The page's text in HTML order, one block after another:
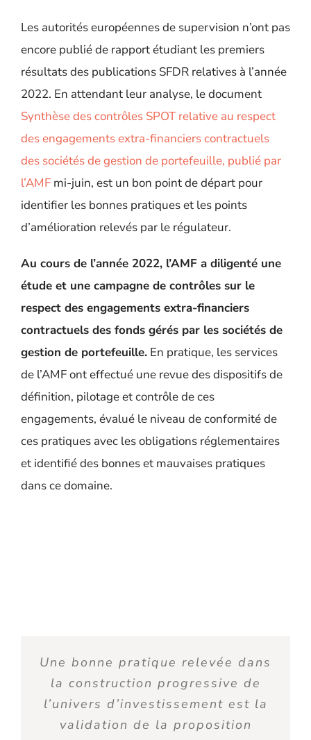
Les autorités européennes de supervision n’ont pas
encore publié de rapport étudiant les premiers
résultats des publications SFDR relatives à l’année
2022. En attendant leur analyse, le document
Synthèse des contrôles SPOT relative au respect
des engagements extra-financiers contractuels
des sociétés de gestion de portefeuille, publié par
l’AMFmi-juin, est un bon point de départ pour
identifier les bonnes pratiques et les points
d’amélioration relevés par le régulateur.
Au cours de l’année 2022, l’AMF a diligenté une
étude et une campagne de contrôles sur le
respect des engagements extra-financiers
contractuels des fonds gérés par les sociétés de
gestion de portefeuille.En pratique, les services
de l’AMF ont effectué une revue des dispositifs de
définition, pilotage et contrôle de ces
engagements, évalué le niveau de conformité de
ces pratiques avec les obligations réglementaires
et identifié des bonnes et mauvaises pratiques
dans ce domaine.
Une bonne pratique relevée dans
la construction progressive de
l’univers d’investissement est la
validation de la proposition